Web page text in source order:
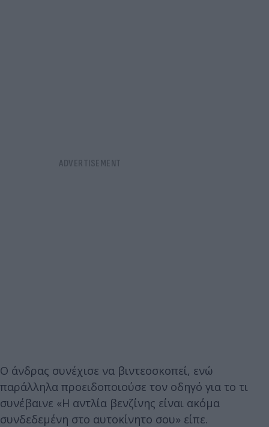
Ο άνδρας συνέχισε να βιντεοσκοπεί, ενώ
παράλληλα προειδοποιούσε τον οδηγό για το τι
συνέβαινε «Η αντλία βενζίνης είναι ακόμα
συνδεδεμένη στο αυτοκίνητο σου» είπε.